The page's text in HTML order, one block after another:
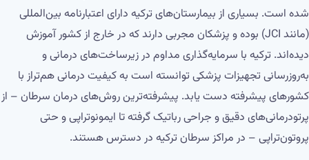
شده است. بسیاری از بیمارستان‌های ترکیه دارای اعتبارنامه بین‌المللی
(مانند JCI) بوده و پزشکان مجربی دارند که در خارج از کشور آموزش
دیده‌اند. ترکیه با سرمایه‌گذاری مداوم در زیرساخت‌های درمانی و
به‌روزرسانی تجهیزات پزشکی توانسته است به کیفیت درمانی هم‌تراز با
کشورهای پیشرفته دست یابد. پیشرفته‌ترین روش‌های درمان سرطان – از
پرتودرمانی‌های دقیق و جراحی رباتیک گرفته تا ایمونوتراپی و حتی
پروتون‌تراپی – در مراکز سرطان ترکیه در دسترس هستند.